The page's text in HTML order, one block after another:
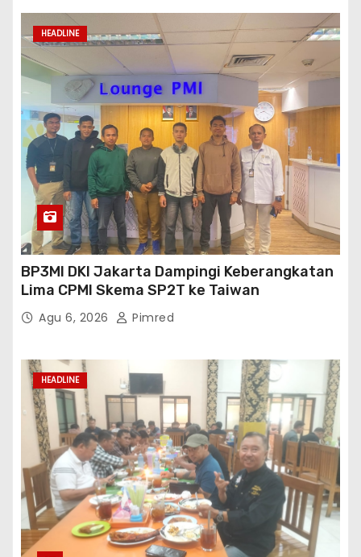
HEADLINE
BP3MI DKI Jakarta Dampingi Keberangkatan
Lima CPMI Skema SP2T ke Taiwan
Agu 6, 2026 Pimred
HEADLINE